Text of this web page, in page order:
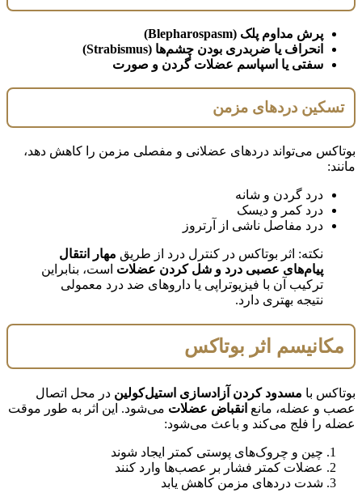
پرش مداوم پلک (Blepharospasm)
انحراف یا ضربدری بودن چشم‌ها (Strabismus)
سفتی یا اسپاسم عضلات گردن و صورت
تسکین دردهای مزمن
بوتاکس می‌تواند دردهای عضلانی و مفصلی مزمن را کاهش دهد،
مانند:
درد گردن و شانه
درد کمر و دیسک
درد مفاصل ناشی از آرتروز
نکته: اثر بوتاکس در کنترل درد از طریق مهار انتقال
پیام‌های عصبی درد و شل کردن عضلات است، بنابراین
ترکیب آن با فیزیوتراپی یا داروهای ضد درد معمولی
نتیجه بهتری دارد.
مکانیسم اثر بوتاکس
بوتاکس با مسدود کردن آزادسازی استیل‌کولین در محل اتصال
عصب و عضله، مانع انقباض عضلات می‌شود. این اثر به طور موقت
عضله را فلج می‌کند و باعث می‌شود:
چین و چروک‌های پوستی کمتر ایجاد شوند
عضلات کمتر فشار بر عصب‌ها وارد کنند
شدت دردهای مزمن کاهش یابد